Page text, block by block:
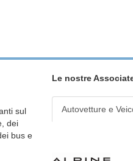
sul
dei
bus e
Le nostre
Autovetture e